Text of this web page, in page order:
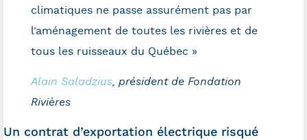
climatiques ne passe assurément pas par
l’aménagement de toutes les rivières et de
tous les ruisseaux du Québec »
Alain Saladzius, président de Fondation
Rivières
Un contrat d’exportation électrique risqué